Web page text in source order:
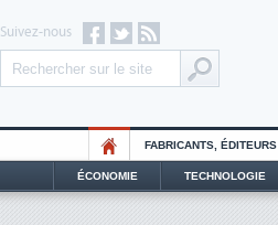
Suivez-nous
FABRICANTS, ÉDITEURS
ÉCONOMIE TECHNOLOGIE